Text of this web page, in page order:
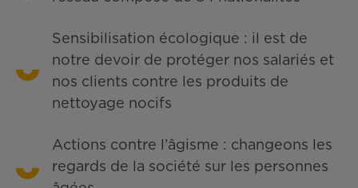
Sensibilisation écologique : il est de
notre devoir de protéger nos salariés et
nos clients contre les produits de
nettoyage nocifs
Actions contre l’âgisme : changeons les
regards de la société sur les personnes